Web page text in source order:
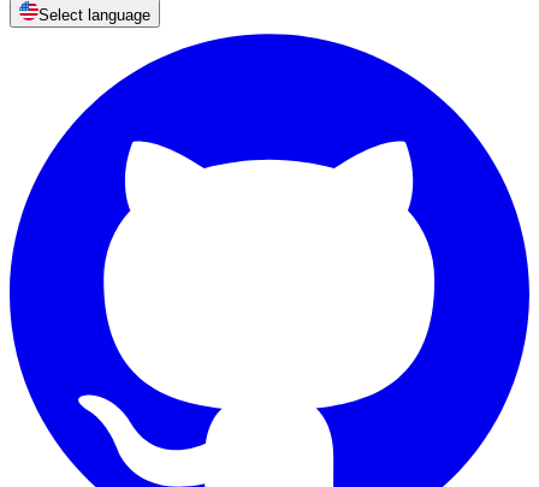
Select language